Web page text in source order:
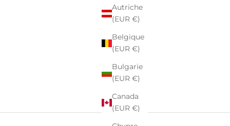
Autriche
(EUR €)
Belgique
(EUR €)
Bulgarie
(EUR €)
Canada
(EUR €)